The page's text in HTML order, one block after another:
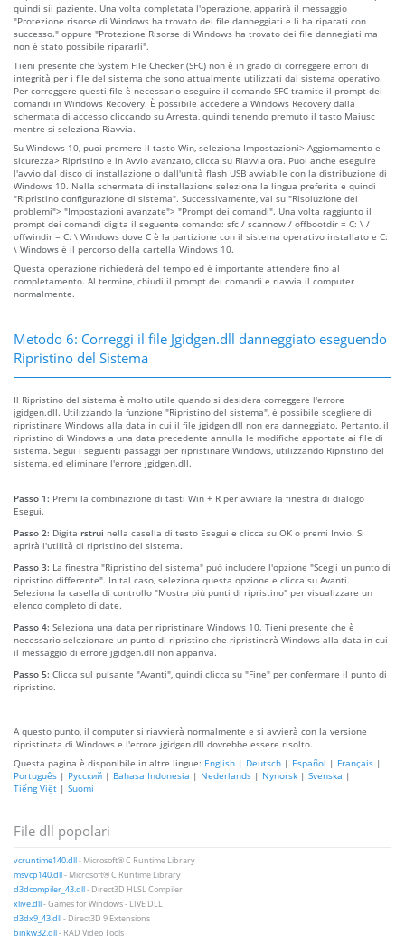
quindi sii paziente. Una volta completata l'operazione, apparirà il messaggio
"Protezione risorse di Windows ha trovato dei file danneggiati e li ha riparati con
successo." oppure "Protezione Risorse di Windows ha trovato dei file dannegiati ma
non è stato possibile ripararli".
Tieni presente che System File Checker (SFC) non è in grado di correggere errori di
integrità per i file del sistema che sono attualmente utilizzati dal sistema operativo.
Per correggere questi file è necessario eseguire il comando SFC tramite il prompt dei
comandi in Windows Recovery. È possibile accedere a Windows Recovery dalla
schermata di accesso cliccando su Arresta, quindi tenendo premuto il tasto Maiusc
mentre si seleziona Riavvia.
Su Windows 10, puoi premere il tasto Win, seleziona Impostazioni> Aggiornamento e
sicurezza> Ripristino e in Avvio avanzato, clicca su Riavvia ora. Puoi anche eseguire
l'avvio dal disco di installazione o dall'unità flash USB avviabile con la distribuzione di
Windows 10. Nella schermata di installazione seleziona la lingua preferita e quindi
"Ripristino configurazione di sistema". Successivamente, vai su "Risoluzione dei
problemi"> "Impostazioni avanzate"> "Prompt dei comandi". Una volta raggiunto il
prompt dei comandi digita il seguente comando: sfc / scannow / offbootdir = C: \ /
offwindir = C: \ Windows dove C è la partizione con il sistema operativo installato e C:
\ Windows è il percorso della cartella Windows 10.
Questa operazione richiederà del tempo ed è importante attendere fino al
completamento. Al termine, chiudi il prompt dei comandi e riavvia il computer
normalmente.
Metodo 6: Correggi il file Jgidgen.dll danneggiato eseguendo
Ripristino del Sistema
Il Ripristino del sistema è molto utile quando si desidera correggere l'errore
jgidgen.dll. Utilizzando la funzione "Ripristino del sistema", è possibile scegliere di
ripristinare Windows alla data in cui il file jgidgen.dll non era danneggiato. Pertanto, il
ripristino di Windows a una data precedente annulla le modifiche apportate ai file di
sistema. Segui i seguenti passaggi per ripristinare Windows, utilizzando Ripristino del
sistema, ed eliminare l'errore jgidgen.dll.
Passo 1: Premi la combinazione di tasti Win + R per avviare la finestra di dialogo
Esegui.
Passo 2: Digita rstrui nella casella di testo Esegui e clicca su OK o premi Invio. Si
aprirà l'utilità di ripristino del sistema.
Passo 3: La finestra "Ripristino del sistema" può includere l'opzione "Scegli un punto di
ripristino differente". In tal caso, seleziona questa opzione e clicca su Avanti.
Seleziona la casella di controllo "Mostra più punti di ripristino" per visualizzare un
elenco completo di date.
Passo 4: Seleziona una data per ripristinare Windows 10. Tieni presente che è
necessario selezionare un punto di ripristino che ripristinerà Windows alla data in cui
il messaggio di errore jgidgen.dll non appariva.
Passo 5: Clicca sul pulsante "Avanti", quindi clicca su "Fine" per confermare il punto di
ripristino.
A questo punto, il computer si riavvierà normalmente e si avvierà con la versione
ripristinata di Windows e l'errore jgidgen.dll dovrebbe essere risolto.
Questa pagina è disponibile in altre lingue: English | Deutsch | Español | Français |
Português | Русский | Bahasa Indonesia | Nederlands | Nynorsk | Svenska |
Tiếng Việt | Suomi
File dll popolari
vcruntime140.dll- Microsoft® C Runtime Library
msvcp140.dll- Microsoft® C Runtime Library
d3dcompiler_43.dll- Direct3D HLSL Compiler
xlive.dll- Games for Windows - LIVE DLL
d3dx9_43.dll- Direct3D 9 Extensions
binkw32.dll- RAD Video Tools